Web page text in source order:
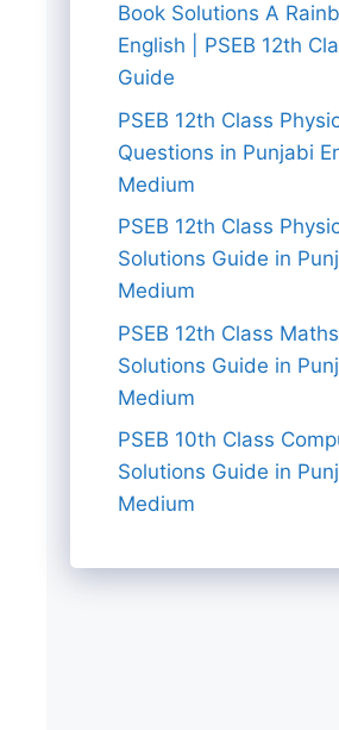
Book Solutions A
English | PSEB 12th
Guide
PSEB 12th Class
Questions in Punjabi
Medium
PSEB 12th Class
Solutions Guide in
Medium
PSEB 12th Class
Solutions Guide in
Medium
PSEB 10th Class
Solutions Guide in
Medium